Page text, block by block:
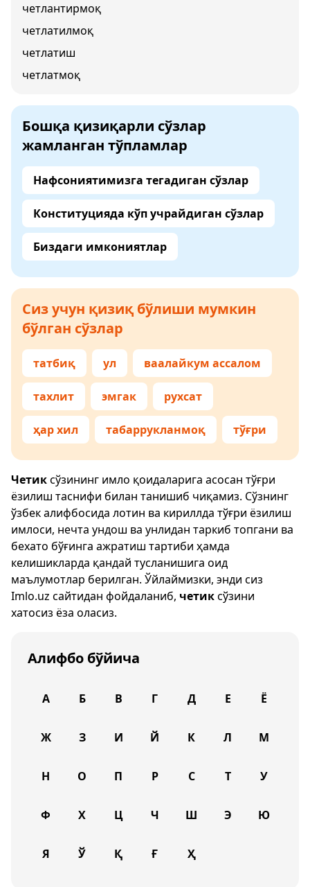
четлантирмоқ
четлатилмоқ
четлатиш
четлатмоқ
Бошқа қизиқарли сўзлар
жамланган тўпламлар
Нафсониятимизга тегадиган сўзлар
Конституцияда кўп учрайдиган сўзлар
Биздаги имкониятлар
Сиз учун қизиқ бўлиши мумкин
бўлган сўзлар
татбиқ ул ваалайкум ассалом
тахлит эмгак рухсат
ҳар хил табаррукланмоқ тўғри
Четиксўзининг имло қоидаларига асосан тўғри
ёзилиш таснифи билан танишиб чиқамиз. Сўзнинг
ўзбек алифбосида лотин ва кириллда тўғри ёзилиш
имлоси, нечта ундош ва унлидан таркиб топгани ва
бехато бўғинга ажратиш тартиби ҳамда
келишикларда қандай тусланишига оид
маълумотлар берилган. Ўйлаймизки, энди сиз
Imlo.uz сайтидан фойдаланиб, четиксўзини
хатосиз ёза оласиз.
Алифбо бўйича
А Б В Г Д Е Ё
Ж З И Й К Л М
Н О П Р С Т У
Ф Х Ц Ч Ш Э Ю
Я Ў Қ Ғ Ҳ